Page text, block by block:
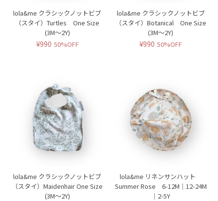
lola&me クラシックノットビブ
（スタイ）Turtles One Size
(3M〜2Y)
¥990 50%OFF
lola&me クラシックノットビブ
（スタイ）Botanical One Size
(3M〜2Y)
¥990 50%OFF
lola&me クラシックノットビブ
（スタイ）Maidenhair One Size
(3M〜2Y)
lola&me リネンサンハット
Summer Rose 6-12M｜12-24M
｜2-5Y